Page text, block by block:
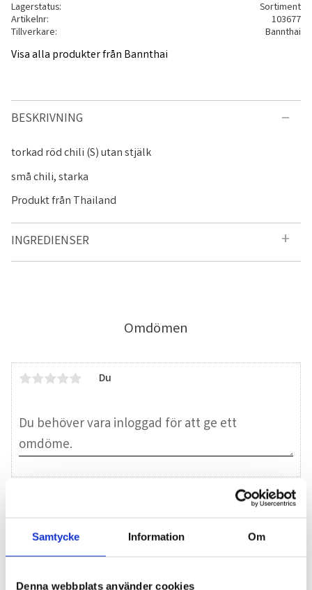
Samtycke Information Om
Denna webbplats använder cookies
Lagerstatus
Sortiment
Artikelnr
103677
Tillverkare
Bannthai
Visa alla produkter från Bannthai
BESKRIVNING
torkad röd chili (S) utan stjälk
små chili, starka
Produkt från Thailand
INGREDIENSER
Omdömen
Du
Bli den första att lämna ett omdöme.
Blogg